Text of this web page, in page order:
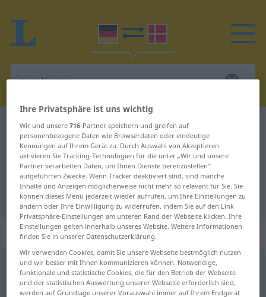
Deutsch-Dänisch Wörterbuch quotieren
Deutsch-Dänisch Übersetzung für
"quotieren"
"quotieren" Dänisch Übersetzung
„quotieren“
quotieren [-ˈtiː-]
Übersicht aller Übersetzungen
Ihre Privatsphäre ist uns wichtig
Wir und unsere716-Partner speichern und greifen auf
personenbezogene Daten wie Browserdaten oder eindeutige
Kennungen auf Ihrem Gerät zu. Durch Auswahl von Akzeptieren
aktivieren Sie Tracking-Technologien für die unter „Wir und unsere
Partner verarbeiten Daten, um Ihnen Dienste bereitzustellen“
aufgeführten Zwecke. Wenn Tracker deaktiviert sind, sind manche
Inhalte und Anzeigen möglicherweise nicht mehr so relevant für Sie. Sie
können dieses Menü jederzeit wieder aufrufen, um Ihre Einstellungen zu
ändern oder Ihre Einwilligung zu widerrufen, indem Sie auf den Link
Privatsphäre-Einstellungen am unteren Rand der Webseite klicken. Ihre
Einstellungen gelten innerhalb unseres Website. Weitere Informationen
finden Sie in unserer Datenschutzerklärung.
Wir verwenden Cookies, damit Sie unsere Webseite bestmöglich nutzen
und wir besser mit Ihnen kommunizieren können. Notwendige,
funktionale und statistische Cookies, die für den Betrieb der Webseite
und der statistischen Auswertung unserer Webseite erforderlich sind,
werden auf Grundlage unserer Vorauswahl immer auf Ihrem Endgerät